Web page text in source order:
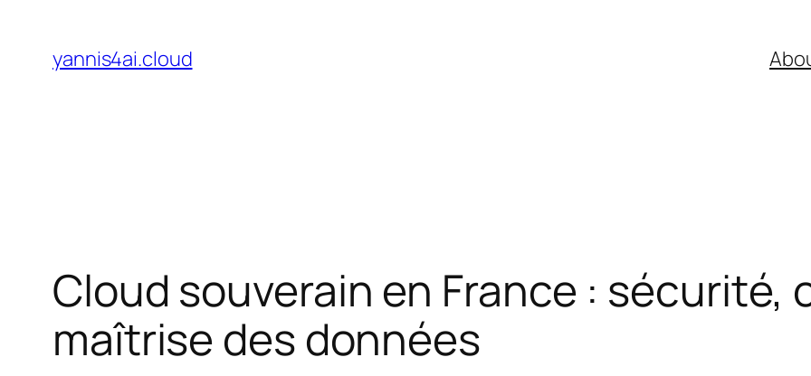
contenu
yannis4ai.cloud
Cloud souverain en France :
maîtrise des données